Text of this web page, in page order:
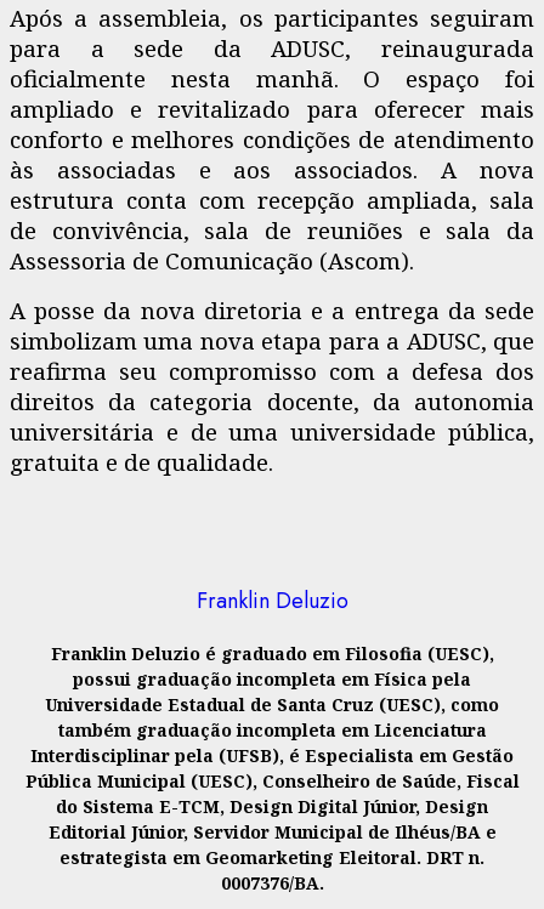
Após a assembleia, os participantes seguiram
para a sede da ADUSC, reinaugurada
oficialmente nesta manhã. O espaço foi
ampliado e revitalizado para oferecer mais
conforto e melhores condições de atendimento
às associadas e aos associados. A nova
estrutura conta com recepção ampliada, sala
de convivência, sala de reuniões e sala da
Assessoria de Comunicação (Ascom).
A posse da nova diretoria e a entrega da sede
simbolizam uma nova etapa para a ADUSC, que
reafirma seu compromisso com a defesa dos
direitos da categoria docente, da autonomia
universitária e de uma universidade pública,
gratuita e de qualidade.
Franklin Deluzio
Franklin Deluzio é graduado em Filosofia (UESC),
possui graduação incompleta em Física pela
Universidade Estadual de Santa Cruz (UESC), como
também graduação incompleta em Licenciatura
Interdisciplinar pela (UFSB), é Especialista em Gestão
Pública Municipal (UESC), Conselheiro de Saúde, Fiscal
do Sistema E-TCM, Design Digital Júnior, Design
Editorial Júnior, Servidor Municipal de Ilhéus/BA e
estrategista em Geomarketing Eleitoral. DRT n.
0007376/BA.